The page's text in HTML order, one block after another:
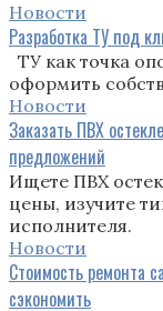
Новости
Разработка ТУ под
ТУ как точка
оформить
Новости
Заказать ПВХ
предложений
Ищете ПВХ
цены, изучите
исполнителя.
Новости
Стоимость ремонта
сэкономить